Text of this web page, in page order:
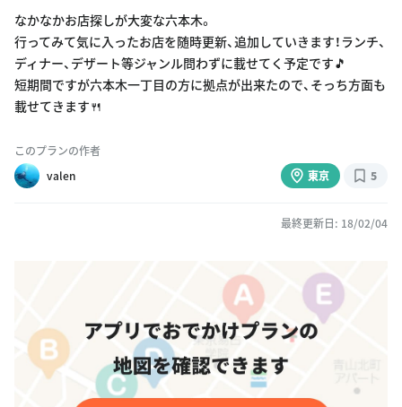
なかなかお店探しが大変な六本木。
行ってみて気に入ったお店を随時更新、追加していきます！ランチ、
ディナー、デザート等ジャンル問わずに載せてく予定です🎵
短期間ですが六本木一丁目の方に拠点が出来たので、そっち方面も
載せてきます🍴
このプランの作者
valen
東京 5
最終更新日: 18/02/04